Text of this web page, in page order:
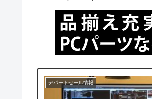
デパートセール情報